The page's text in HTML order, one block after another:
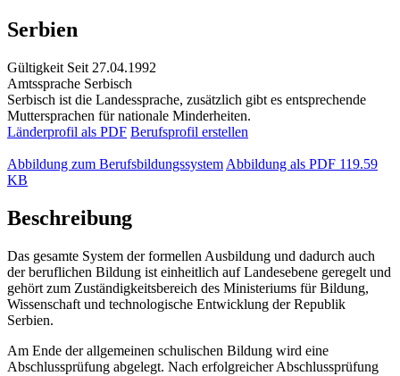
Serbien
Gültigkeit Seit 27.04.1992
Amtssprache Serbisch
Serbisch ist die Landessprache, zusätzlich gibt es entsprechende
Muttersprachen für nationale Minderheiten.
Länderprofil als PDF Berufsprofil erstellen
Abbildung zum Berufsbildungssystem Abbildung als PDF 119.59
KB
Beschreibung
Das gesamte System der formellen Ausbildung und dadurch auch
der beruflichen Bildung ist einheitlich auf Landesebene geregelt und
gehört zum Zuständigkeitsbereich des Ministeriums für Bildung,
Wissenschaft und technologische Entwicklung der Republik
Serbien.
Am Ende der allgemeinen schulischen Bildung wird eine
Abschlussprüfung abgelegt. Nach erfolgreicher Abschlussprüfung